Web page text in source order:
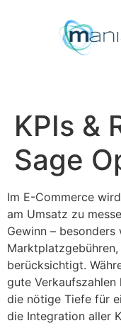
KPIs &
Sage
Im E-Commerce
am Umsatz zu
Gewinn – besonders
berücksichtigt.
gute
die nötige Tiefe für
die Integration aller